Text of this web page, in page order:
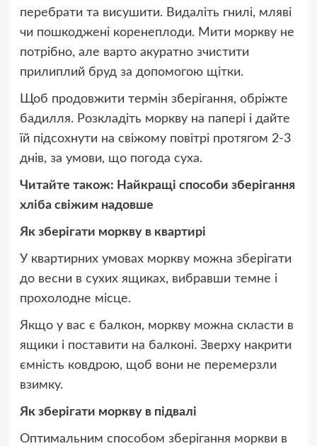
перебрати та висушити. Видаліть гнилі, мляві
чи пошкоджені коренеплоди. Мити моркву не
потрібно, але варто акуратно зчистити
прилиплий бруд за допомогою щітки.
Щоб продовжити термін зберігання, обріжте
бадилля. Розкладіть моркву на папері і дайте
їй підсохнути на свіжому повітрі протягом 2-3
днів, за умови, що погода суха.
Читайте також: Найкращі способи зберігання
хліба свіжим надовше
Як зберігати моркву в квартирі
У квартирних умовах моркву можна зберігати
до весни в сухих ящиках, вибравши темне і
прохолодне місце.
Якщо у вас є балкон, моркву можна скласти в
ящики і поставити на балконі. Зверху накрити
ємність ковдрою, щоб вони не перемерзли
взимку.
Як зберігати моркву в підвалі
Оптимальним способом зберігання моркви в